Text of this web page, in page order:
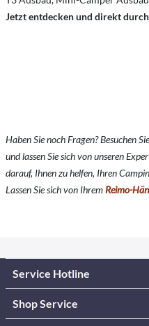
Jetzt entdecken und direkt
Haben Sie noch Fragen? Besuchen
und lassen Sie sich von unseren
darauf, Ihnen zu helfen, Ihren
Lassen Sie sich von IhremReimo-
Service Hotline
Shop Service